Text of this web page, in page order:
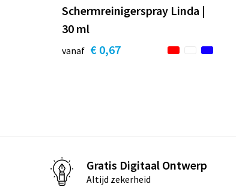
Schermreinigerspray Linda |
30 ml
vanaf € 0,67
Gratis Digitaal Ontwerp
Altijd zekerheid